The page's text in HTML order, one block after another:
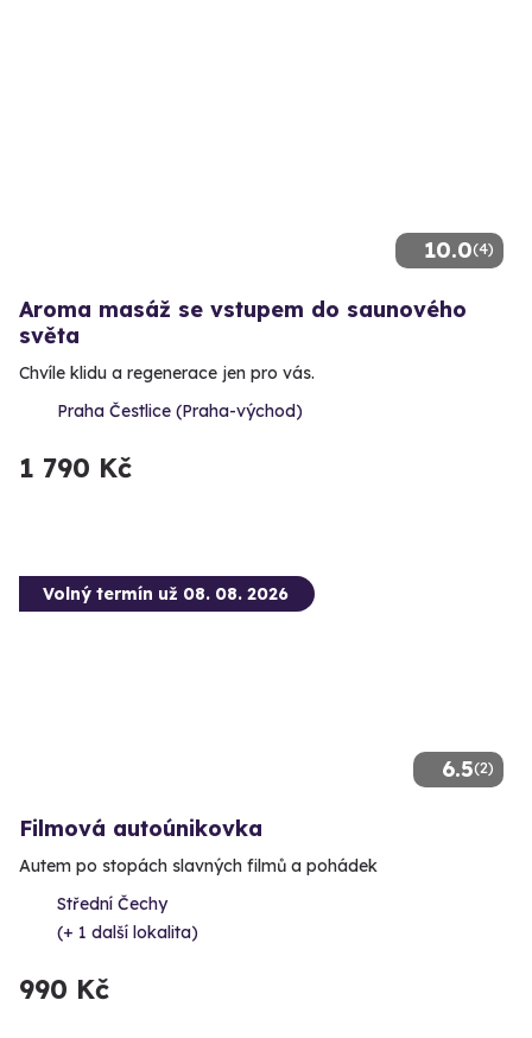
10.0(4)
Aroma masáž se vstupem do saunového
světa
Chvíle klidu a regenerace jen pro vás.
Praha Čestlice (Praha-východ)
1 790 Kč
6.5(2)
Volný termín už 08. 08. 2026
Filmová autoúnikovka
Autem po stopách slavných filmů a pohádek
Střední Čechy
(+ 1 další lokalita)
990 Kč